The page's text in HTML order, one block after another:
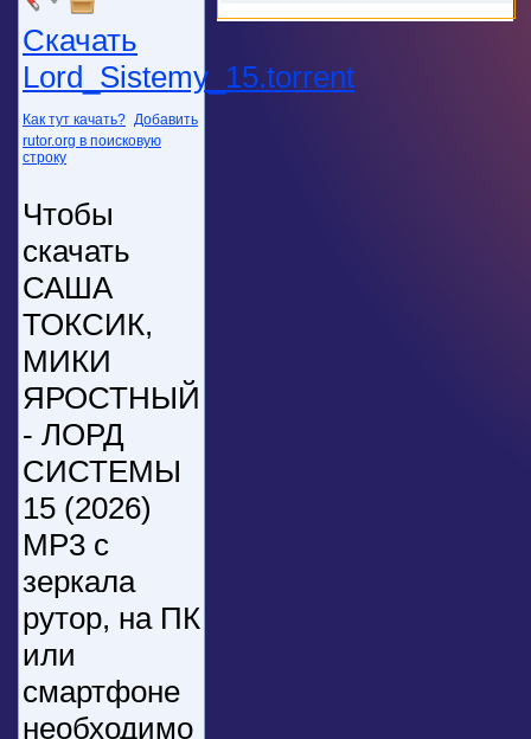
Скачать
Lord_Sistemy_15.torrent
Как тут качать? Добавить
rutor.org в поисковую
строку
Чтобы
скачать
САША
ТОКСИК,
МИКИ
ЯРОСТНЫЙ
- ЛОРД
СИСТЕМЫ
15 (2026)
МР3 с
зеркала
рутор, на ПК
или
смартфоне
необходимо